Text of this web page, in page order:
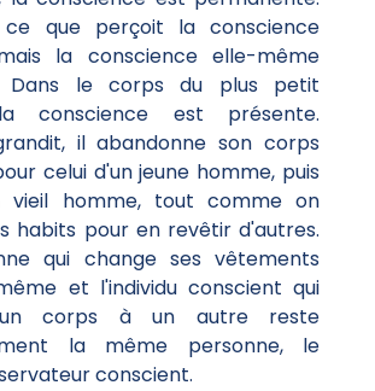
ce que perçoit la conscience
la conscience elle-même
Dans le corps du plus petit
conscience est présente.
il abandonne son corps
celui d'un jeune homme, puis
vieil homme, tout comme on
habits pour en revêtir d'autres.
qui change ses vêtements
et l'individu conscient qui
corps à un autre reste
la même personne, le
conscient.